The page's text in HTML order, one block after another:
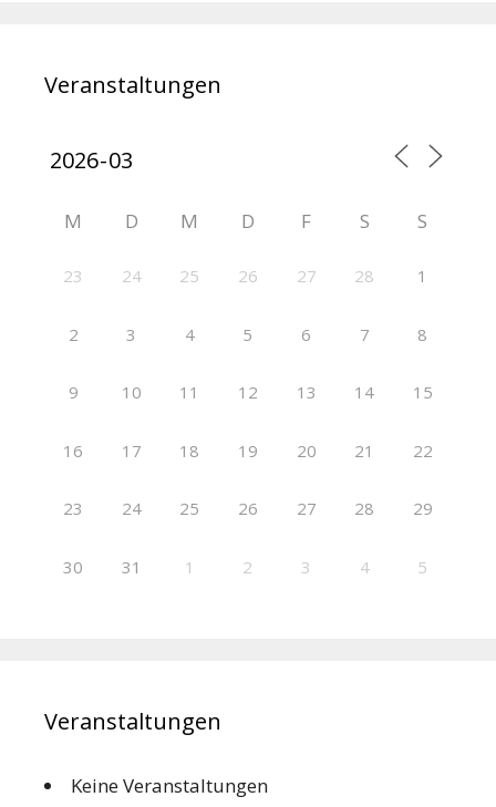
Veranstaltungen
M D M D F S S
23 24 25 26 27 28 1
2 3 4 5 6 7 8
9 10 11 12 13 14 15
16 17 18 19 20 21 22
23 24 25 26 27 28 29
30 31 1 2 3 4 5
Veranstaltungen
Keine Veranstaltungen